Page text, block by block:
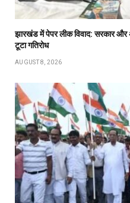
झारखंड में पेपर लीक विवाद: सरकार और
टूटा गतिरोध
AUGUST 8, 2026